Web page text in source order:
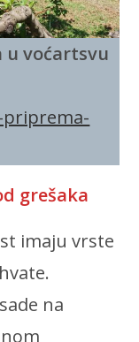
u voćartsvu
grešaka
imaju vrste
na